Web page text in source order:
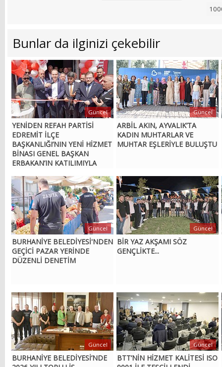
Bunlar da ilginizi çekebilir
YENİDEN REFAH PARTİSİ
EDREMİT İLÇE
BAŞKANLIĞI’NIN YENİ HİZMET
BİNASI GENEL BAŞKAN
ERBAKAN’IN KATILIMIYLA
Güncel
ARBİL AKIN, AYVALIK’TA
KADIN MUHTARLAR VE
MUHTAR EŞLERİYLE BULUŞTU
Güncel
BURHANİYE BELEDİYESİ'NDEN
GEÇİCİ PAZAR YERİNDE
DÜZENLİ DENETİM
Güncel
BİR YAZ AKŞAMI SÖZ
GENÇLİKTE...
Güncel
BURHANİYE BELEDİYESİ’NDE
Güncel
BTT’NİN HİZMET KALİTESİ ISO
Güncel